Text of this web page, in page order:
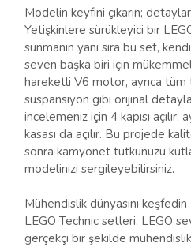
Modelin keyfini çıkarın;
Yetişkinlere sürükleyici bir
sunmanın yanı sıra bu set,
seven başka biri için
hareketli V6 motor, ayrıca
süspansiyon gibi orijinal
incelemeniz için 4 kapısı
kasası da açılır. Bu projede
sonra kamyonet tutkunuzu
modelinizi sergileyebilirsiniz.
Mühendislik dünyasını keşfedin
LEGO Technic setleri, LEGO
gerçekçi bir şekilde mühendislik